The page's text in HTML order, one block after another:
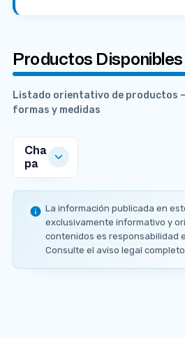
Productos
Listado orientativo de productos
formas y medidas
Cha
pa
E
s
La información publicada en
exclusivamente informativo y
contenidos es responsabilidad
Consulte el aviso legal completo